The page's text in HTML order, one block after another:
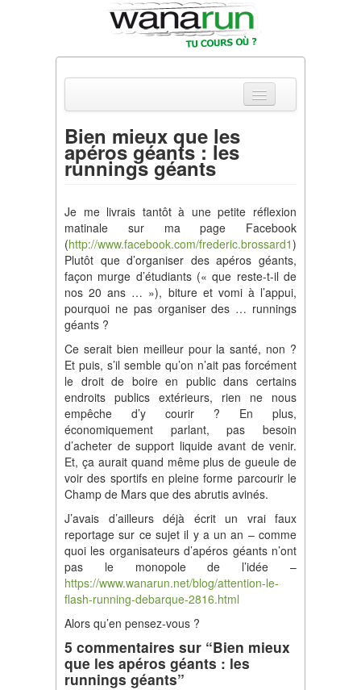
Actualités
Parcours & Courses
Outils & Réseaux
Bien mieux que les
apéros géants : les
runnings géants
Je me livrais tantôt à une petite réflexion
matinale sur ma page Facebook
(http://www.facebook.com/frederic.brossard1)
Plutôt que d’organiser des apéros géants,
façon murge d’étudiants (« que reste-t-il de
nos 20 ans … »), biture et vomi à l’appui,
pourquoi ne pas organiser des … runnings
géants ?
Ce serait bien meilleur pour la santé, non ?
Et puis, s’il semble qu’on n’ait pas forcément
le droit de boire en public dans certains
endroits publics extérieurs, rien ne nous
empêche d’y courir ? En plus,
économiquement parlant, pas besoin
d’acheter de support liquide avant de venir.
Et, ça aurait quand même plus de gueule de
voir des sportifs en pleine forme parcourir le
Champ de Mars que des abrutis avinés.
J’avais d’ailleurs déjà écrit un vrai faux
reportage sur ce sujet il y a un an – comme
quoi les organisateurs d’apéros géants n’ont
pas le monopole de l’idée –
https://www.wanarun.net/blog/attention-le-
flash-running-debarque-2816.html
Alors qu’en pensez-vous ?
5 commentaires sur “Bien mieux
que les apéros géants : les
runnings géants”